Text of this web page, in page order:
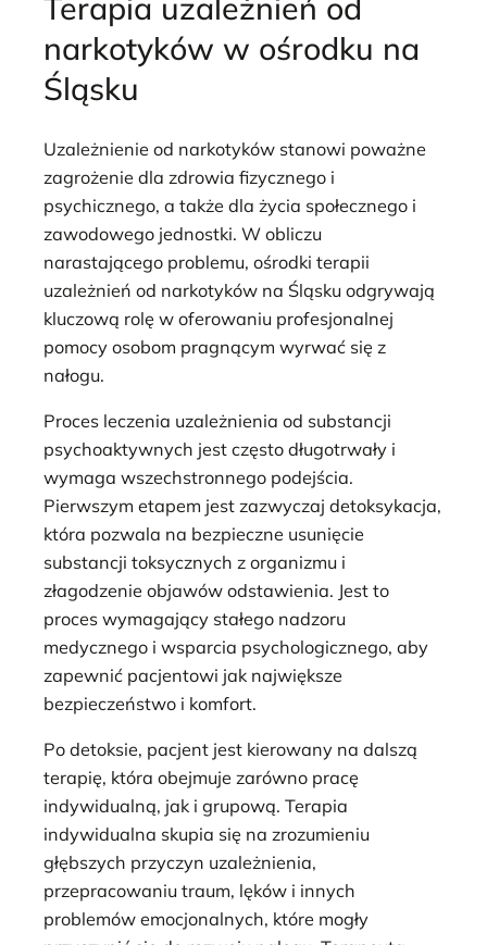
narkotyków w ośrodku na
Śląsku
Uzależnienie od narkotyków stanowi poważne
zagrożenie dla zdrowia fizycznego i
psychicznego, a także dla życia społecznego i
zawodowego jednostki. W obliczu
narastającego problemu, ośrodki terapii
uzależnień od narkotyków na Śląsku odgrywają
kluczową rolę w oferowaniu profesjonalnej
pomocy osobom pragnącym wyrwać się z
nałogu.
Proces leczenia uzależnienia od substancji
psychoaktywnych jest często długotrwały i
wymaga wszechstronnego podejścia.
Pierwszym etapem jest zazwyczaj detoksykacja,
która pozwala na bezpieczne usunięcie
substancji toksycznych z organizmu i
złagodzenie objawów odstawienia. Jest to
proces wymagający stałego nadzoru
medycznego i wsparcia psychologicznego, aby
zapewnić pacjentowi jak największe
bezpieczeństwo i komfort.
Po detoksie, pacjent jest kierowany na dalszą
terapię, która obejmuje zarówno pracę
indywidualną, jak i grupową. Terapia
indywidualna skupia się na zrozumieniu
głębszych przyczyn uzależnienia,
przepracowaniu traum, lęków i innych
problemów emocjonalnych, które mogły